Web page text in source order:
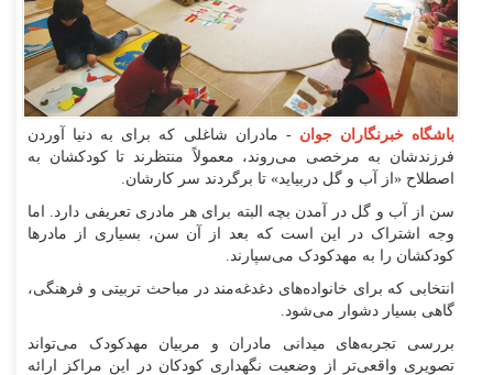
باشگاه خبرنگاران جوان- مادران شاغلی که برای به دنیا آوردن
فرزندشان به مرخصی می‌روند، معمولاً منتظرند تا کودکشان به
اصطلاح «از آب و گل دربیاید» تا برگردند سر کارشان.
سن از آب و گل در آمدن بچه البته برای هر مادری تعریفی دارد. اما
وجه اشتراک در این است که بعد از آن سن، بسیاری از مادر‌ها
کودکشان را به مهدکودک می‌سپارند.
انتخابی که برای خانواده‌های دغدغه‌مند در مباحث تربیتی و فرهنگی،
گاهی بسیار دشوار می‌شود.
بررسی تجربه‌های میدانی مادران و مربیان مهدکودک می‌تواند
تصویری واقعی‌تر از وضعیت نگهداری کودکان در این مراکز ارائه